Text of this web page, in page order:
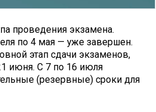
проведения экзамена.
по 4 мая — уже завершен.
этап сдачи экзаменов,
июня. С 7 по 16 июля
(резервные) сроки для